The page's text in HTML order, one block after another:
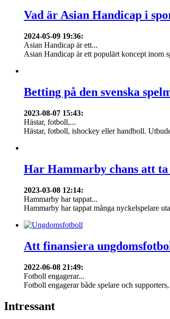
Vad är Asian Handicap i
2024-05-09 19:36:
Asian Handicap är ett...
Asian Handicap är ett populärt koncept inom
Betting på den svenska
2023-08-07 15:43:
Hästar, fotboll,...
Hästar, fotboll, ishockey eller handboll.
Har Hammarby chans att
2023-03-08 12:14:
Hammarby har tappat...
Hammarby har tappat många nyckelspelare
Att finansiera
2022-06-08 21:49:
Fotboll engagerar...
Fotboll engagerar både spelare och
Intressant